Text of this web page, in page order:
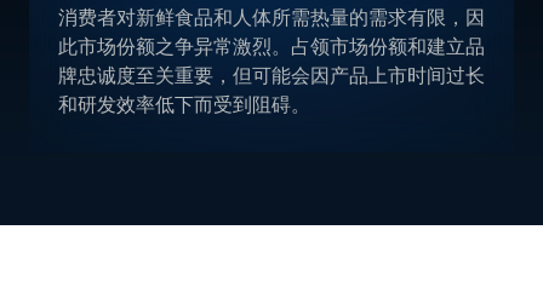
消费者对新鲜食品和人体所需热量的需求有限，因
此市场份额之争异常激烈。占领市场份额和建立品
牌忠诚度至关重要，但可能会因产品上市时间过长
和研发效率低下而受到阻碍。